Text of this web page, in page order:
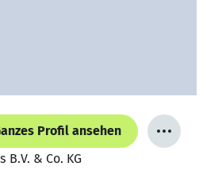
Profil ansehen
& Co. KG